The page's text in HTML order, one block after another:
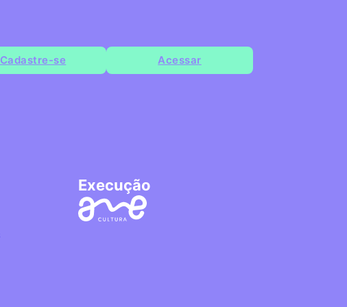
Cadastre-se Acessar
Execução